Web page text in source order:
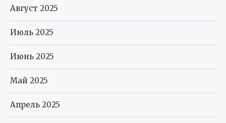
Август 2025
Июль 2025
Июнь 2025
Май 2025
Апрель 2025